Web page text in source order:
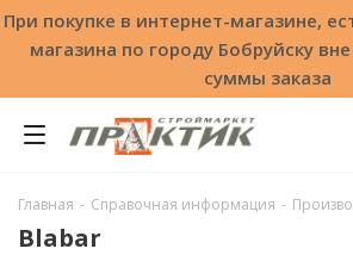
При покупке в интернет-магазине,
магазина по городу Бобруйску
суммы заказа
Главная - Справочная информация -
Blabar